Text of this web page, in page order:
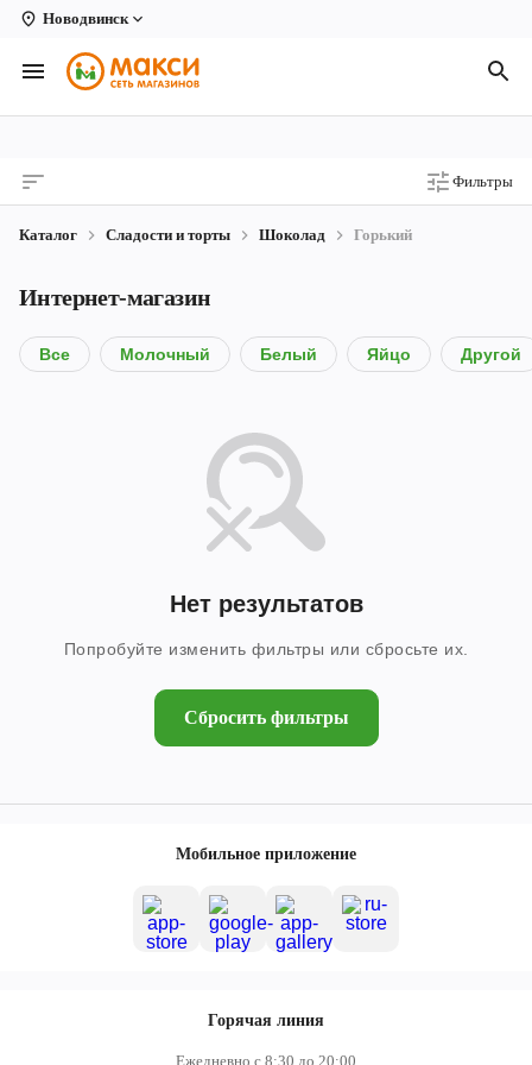
Новодвинск
Вологда
Архангельск
Киров
Коряжма
Котлас
Фильтры
Каталог Сладости и торты Шоколад Горький
Интернет-магазин
Все Молочный Белый Яйцо Другой
Нет результатов
Попробуйте изменить фильтры или сбросьте их.
Сбросить фильтры
Мобильное приложение
Горячая линия
Ежедневно с 8:30 до 20:00